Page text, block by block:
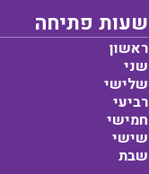
שעות פתיחה
ראשון
שני
שלישי
רביעי
חמישי
שישי
שבת